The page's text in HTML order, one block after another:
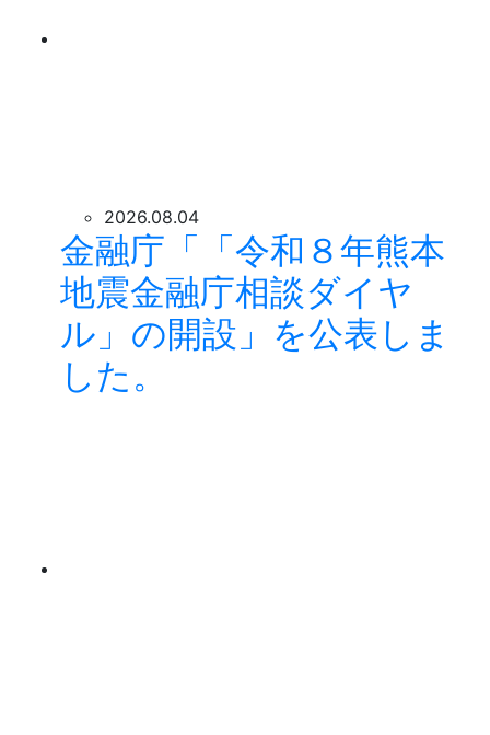
2026.08.04
金融庁「「令和８年熊本
地震金融庁相談ダイヤ
ル」の開設」を公表しま
した。